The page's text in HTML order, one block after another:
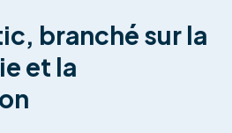
branché sur la
et la